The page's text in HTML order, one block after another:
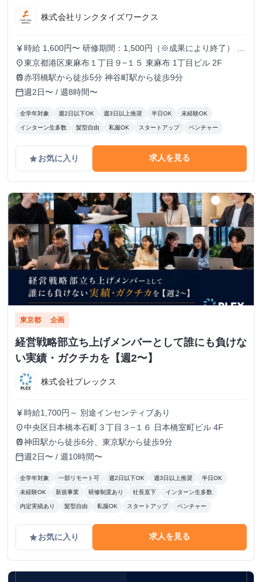
株式会社リンクタイズワークス
currency_yen 時給 1,600円〜 研修期間：1,500円（※成果により終了） 研
修終了後：1,600円～ ＼アポ獲得によるインセンティブあり
／ 1件〜10件：10,000円 11件〜20件：20,000円 ※毎月獲
得件数の計算はリセットされます 給与モデル ■月48時間稼
働、アポ10件の場合：176,800円 内訳：48時間×時給1,600
円＋10件×インセンティブ10,000円 ■月80時間稼働、アポ20
place東京都港区東麻布１丁目９−１５ 東麻布 1丁目ビル 2F
train赤羽橋駅から徒歩5分 神谷町駅から徒歩9分
calendar_today週2日〜 / 週8時間〜
全学年対象 週2日以下OK 週3日以上推奨 半日OK 未経験OK
インターン生多数 髪型自由 私服OK スタートアップ ベンチャー
gradeお気に入り 求人を見る
東京都 企画
経営戦略部立ち上げメンバーとして誰にも負けな
い実績・ガクチカを【週2〜】
株式会社プレックス
currency_yen 時給1,700円～ 別途インセンティブあり
place中央区日本橋本石町３丁目３−１６ 日本橋室町ビル 4F
train神田駅から徒歩6分、東京駅から徒歩9分
calendar_today週2日〜 / 週10時間〜
全学年対象 一部リモート可 週2日以下OK 週3日以上推奨 半日OK
未経験OK 新規事業 研修制度あり 社長直下 インターン生多数
内定実績あり 髪型自由 私服OK スタートアップ ベンチャー
gradeお気に入り 求人を見る